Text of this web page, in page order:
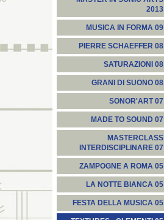
2013
MUSICA IN FORMA 09
PIERRE SCHAEFFER 08
SATURAZIONI 08
GRANI DI SUONO 08
SONOR'ART 07
MADE TO SOUND 07
MASTERCLASS
INTERDISCIPLINARE 07
ZAMPOGNE A ROMA 05
LA NOTTE BIANCA 05
FESTA DELLA MUSICA 05